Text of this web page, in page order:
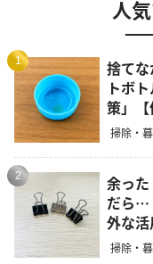
人
1
捨て
トボ
策」【
掃除・
2
余っ
だら…
外な活
掃除・